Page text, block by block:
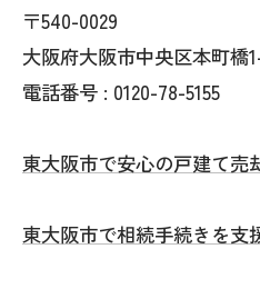
〒540-0029
大阪府大阪市中央区本町橋
電話番号 : 0120-78-5155
東大阪市で安心の戸建て売
東大阪市で相続手続きを支